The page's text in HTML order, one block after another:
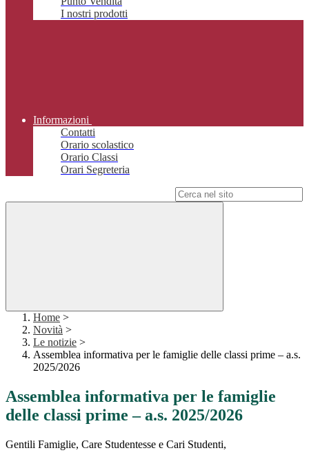
I nostri prodotti
Informazioni
Contatti
Orario scolastico
Orario Classi
Orari Segreteria
Home >
Novità >
Le notizie >
Assemblea informativa per le famiglie delle classi prime – a.s.
2025/2026
Assemblea informativa per le famiglie
delle classi prime – a.s. 2025/2026
Gentili Famiglie, Care Studentesse e Cari Studenti,